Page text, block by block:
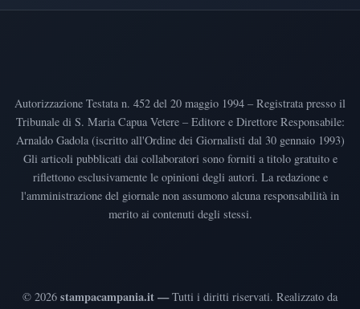
Autorizzazione Testata n. 452 del 20 maggio 1994 – Registrata presso il
Tribunale di S. Maria Capua Vetere – Editore e Direttore Responsabile:
Arnaldo Gadola (iscritto all'Ordine dei Giornalisti dal 30 gennaio 1993)
Gli articoli pubblicati dai collaboratori sono forniti a titolo gratuito e
riflettono esclusivamente le opinioni degli autori. La redazione e
l'amministrazione del giornale non assumono alcuna responsabilità in
merito ai contenuti degli stessi.
© 2026 stampacampania.it —Tutti i diritti riservati. Realizzato da